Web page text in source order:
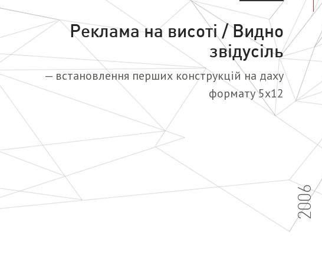
Реклама на висоті / Видно
звідусіль
— встановлення перших конструкцій на даху
формату 5х12
2006